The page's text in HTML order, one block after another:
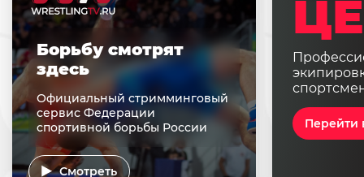
Перейти
Борьбу смотрят
здесь
Официальный стримминговый
сервис Федерации
спортивной борьбы России
Смотреть